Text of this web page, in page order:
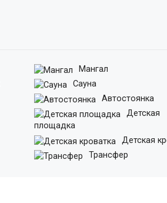
Мангал
Сауна
Автостоянка
Детская
площадка
Детская
Трансфер